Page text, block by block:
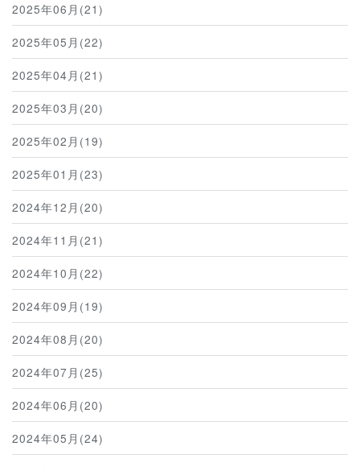
2025年06月(21)
2025年05月(22)
2025年04月(21)
2025年03月(20)
2025年02月(19)
2025年01月(23)
2024年12月(20)
2024年11月(21)
2024年10月(22)
2024年09月(19)
2024年08月(20)
2024年07月(25)
2024年06月(20)
2024年05月(24)